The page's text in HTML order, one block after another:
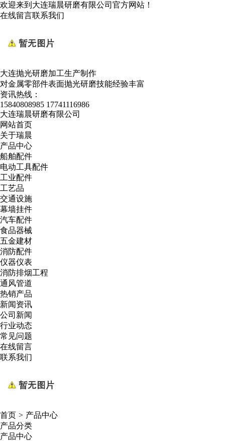
欢迎来到大连瑞晨研磨有限公司官方网站！
在线留言联系我们
大连抛光研磨加工生产制作
对金属零部件表面抛光研磨技能经验丰富
资讯热线：
15840808985 17741116986
大连瑞晨研磨有限公司
网站首页
关于瑞晨
产品中心
船舶配件
电动工具配件
工业配件
工艺品
交通设施
幕墙挂件
汽车配件
食品器械
五金建材
消防配件
仪器仪表
消防排烟工程
通风管道
热销产品
新闻资讯
公司新闻
行业动态
常见问题
在线留言
联系我们
首页 > 产品中心
产品分类
产品中心